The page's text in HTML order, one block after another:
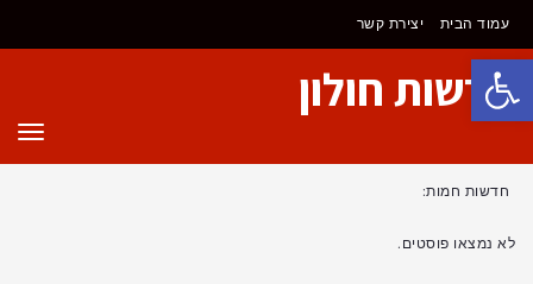
פתח סרגל נגישות
עמוד הבית יצירת קשר
חדשות חולון
חדשות חמות:
לא נמצאו פוסטים.